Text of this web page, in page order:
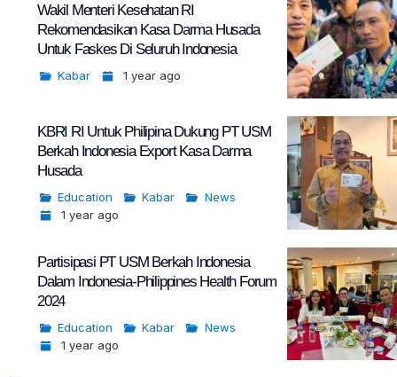
Wakil Menteri Kesehatan RI
Rekomendasikan Kasa Darma Husada
Untuk Faskes Di Seluruh Indonesia
Kabar 1 year ago
KBRI RI Untuk Philipina Dukung PT USM
Berkah Indonesia Export Kasa Darma
Husada
Education Kabar
News
1 year ago
Partisipasi PT USM Berkah Indonesia
Dalam Indonesia-Philippines Health Forum
2024
Education Kabar
News
1 year ago